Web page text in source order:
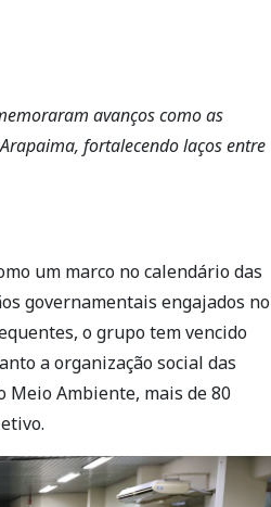
avanços como as
fortalecendo laços entre
um marco no calendário das
governamentais engajados no
o grupo tem vencido
a organização social das
Meio Ambiente, mais de 80